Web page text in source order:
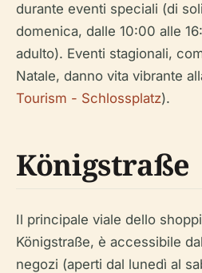
durante eventi speciali (di
domenica, dalle 10:00 alle
adulto). Eventi stagionali,
Natale, danno vita vibrante
Tourism - Schlossplatz).
Königstraße
Il principale viale dello
Königstraße, è accessibile
negozi (aperti dal lunedì al